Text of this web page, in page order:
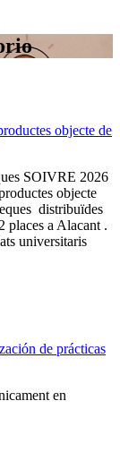
objecte de
SOIVRE 2026
objecte
distribuïdes
places a Alacant .
universitaris
de prácticas
en